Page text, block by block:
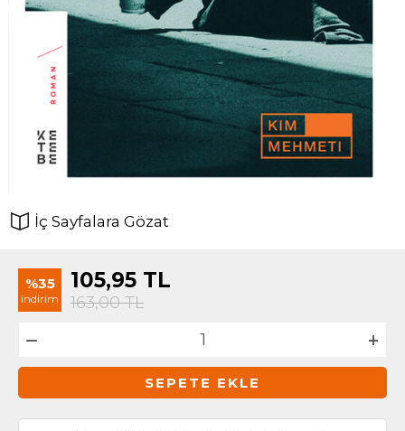
İç Sayfalara Gözat
%35
indirim
105,95 TL
163,00TL
SEPETE EKLE